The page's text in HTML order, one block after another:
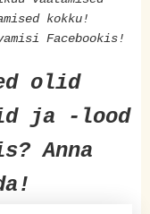
kokku!
Facebookis!
olid
ja -lood
Anna